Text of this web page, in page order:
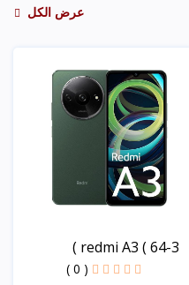
عرض الكل
redmi A3 ( 64-3 )
( 0 )